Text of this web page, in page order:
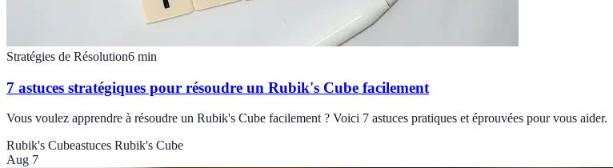
Stratégies de Résolution6 min
7 astuces stratégiques pour résoudre un Rubik's Cube facilement
Vous voulez apprendre à résoudre un Rubik's Cube facilement ? Voici 7 astuces pratiques et éprouvées pour vous aider.
Rubik's Cubeastuces Rubik's Cube
Aug 7